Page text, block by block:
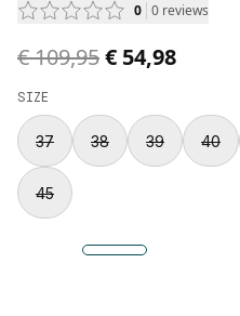
0 0 reviews
Original price was €
€ 109,95Current price
€ 54,98
SIZE
37 38 39 40
45